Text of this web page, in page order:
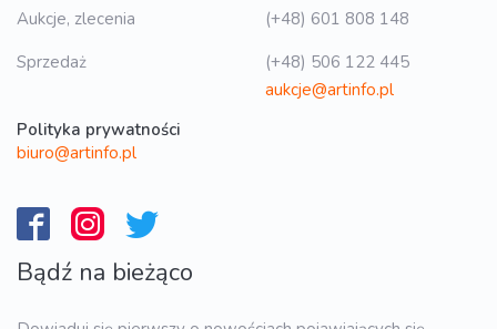
Aukcje, zlecenia
(+48) 601 808 148
Sprzedaż
(+48) 506 122 445
aukcje@artinfo.pl
Polityka prywatności
biuro@artinfo.pl
Bądź na bieżąco